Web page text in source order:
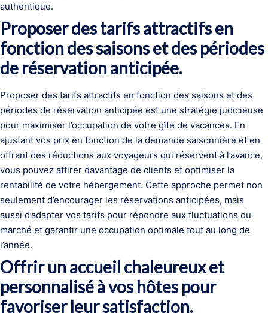
authentique.
Proposer des tarifs attractifs en
fonction des saisons et des périodes
de réservation anticipée.
Proposer des tarifs attractifs en fonction des saisons et des
périodes de réservation anticipée est une stratégie judicieuse
pour maximiser l’occupation de votre gîte de vacances. En
ajustant vos prix en fonction de la demande saisonnière et en
offrant des réductions aux voyageurs qui réservent à l’avance,
vous pouvez attirer davantage de clients et optimiser la
rentabilité de votre hébergement. Cette approche permet non
seulement d’encourager les réservations anticipées, mais
aussi d’adapter vos tarifs pour répondre aux fluctuations du
marché et garantir une occupation optimale tout au long de
l’année.
Offrir un accueil chaleureux et
personnalisé à vos hôtes pour
favoriser leur satisfaction.